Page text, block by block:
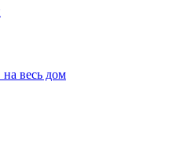
весь дом